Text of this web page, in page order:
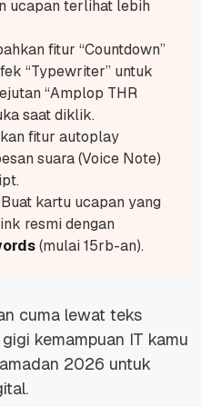
ucapan terlihat lebih
fitur “Countdown”
“Typewriter” untuk
“Amplop THR
saat diklik.
fitur autoplay
suara (Voice Note)
Buat kartu ucapan yang
resmi dengan
(mulai 15rb-an).
cuma lewat teks
kemampuan IT kamu
2026 untuk